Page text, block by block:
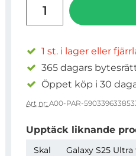
1 st. i lager eller
365 dagars
Öppet köp i 30
Art nr: A00-PAR-
Upptäck liknande
Skal Galaxy S25